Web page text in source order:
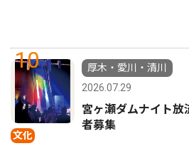
10
文化
厚木・愛川・清川
2026.07.29
宮ヶ瀬ダムナイト
者募集